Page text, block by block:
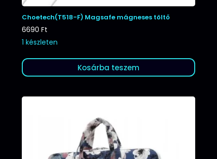
Choetech(T518-F) Magsafe mágneses töltő
6690 Ft
1 készleten
Kosárba teszem